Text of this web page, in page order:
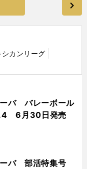
カンリーグ
バ バレーボール
6月30日発売
ーバ 部活特集号